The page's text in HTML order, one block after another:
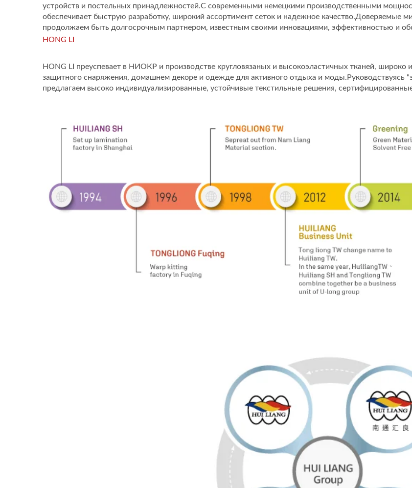
устройств и постельных принадлежностей.С современными немецкими производственными
обеспечивает быструю разработку, широкий ассортимент сеток и надежное качество.Доверяемые
продолжаем быть долгосрочным партнером, известным своими инновациями, эффективностью и
HONG LI
HONG LI преуспевает в НИОКР и производстве кругловязаных и высокоэластичных тканей,
защитного снаряжения, домашнем декоре и одежде для активного отдыха и
предлагаем высоко индивидуализированные, устойчивые текстильные решения,